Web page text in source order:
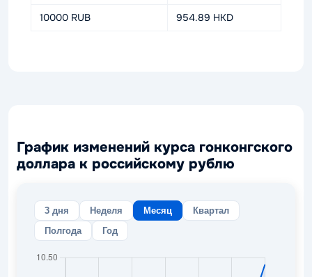
10000 RUB 954.89 HKD
График изменений курса гонконгского
доллара к российскому рублю
3 дня Неделя Месяц
Квартал
Полгода
Год